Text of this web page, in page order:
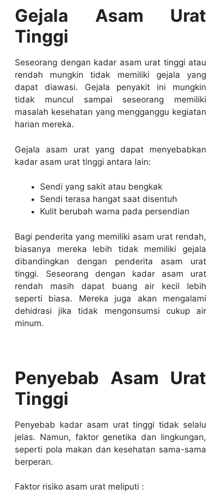
Gejala Asam Urat
Tinggi
Seseorang dengan kadar asam urat tinggi atau
rendah mungkin tidak memiliki gejala yang
dapat diawasi. Gejala penyakit ini mungkin
tidak muncul sampai seseorang memiliki
masalah kesehatan yang mengganggu kegiatan
harian mereka.
Gejala asam urat yang dapat menyebabkan
kadar asam urat tinggi antara lain:
Sendi yang sakit atau bengkak
Sendi terasa hangat saat disentuh
Kulit berubah warna pada persendian
Bagi penderita yang memiliki asam urat rendah,
biasanya mereka lebih tidak memiliki gejala
dibandingkan dengan penderita asam urat
tinggi. Seseorang dengan kadar asam urat
rendah masih dapat buang air kecil lebih
seperti biasa. Mereka juga akan mengalami
dehidrasi jika tidak mengonsumsi cukup air
minum.
Penyebab Asam Urat
Tinggi
Penyebab kadar asam urat tinggi tidak selalu
jelas. Namun, faktor genetika dan lingkungan,
seperti pola makan dan kesehatan sama-sama
berperan.
Faktor risiko asam urat meliputi :